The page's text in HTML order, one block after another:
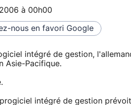
à 00h00
nous en favori Google
intégré de gestion,
Asie-Pacifique.
intégré de gestion